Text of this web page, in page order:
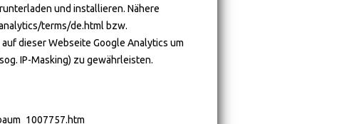
und installieren. Nähere
terms/de.html bzw.
dieser Webseite Google Analytics um
IP-Masking) zu gewährleisten.